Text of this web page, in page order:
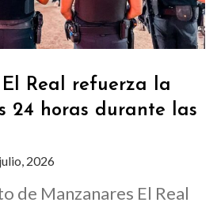
Real refuerza la
24 horas durante las
2026
de Manzanares El Real